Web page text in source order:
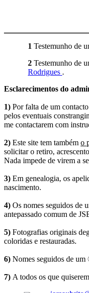
1 Testemunho de
2 Testemunho de
Rodrigues .
Esclarecimentos do
1) Por falta de um
pelos eventuais
me contactarem com
2) Este site tem também o
solicitar o retiro,
Nada impede de virem a
3) Em genealogia, os
nascimento.
4) Os nomes seguidos de
antepassado comum de
5) Fotografias originais
coloridas e restauradas.
6) Nomes seguidos de um
7) A todos os que